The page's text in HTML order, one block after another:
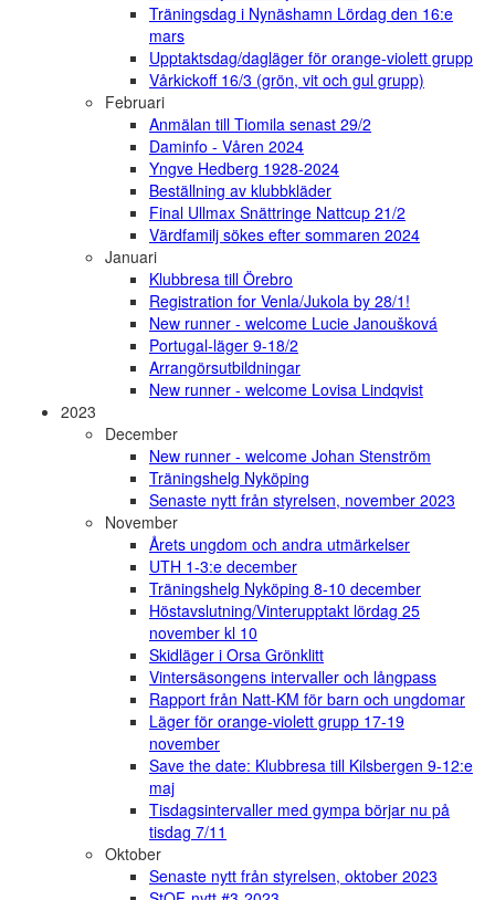
Träningsdag i Nynäshamn Lördag den 16:e
mars
Upptaktsdag/dagläger för orange-violett grupp
Vårkickoff 16/3 (grön, vit och gul grupp)
Februari
Anmälan till Tiomila senast 29/2
Daminfo - Våren 2024
Yngve Hedberg 1928-2024
Beställning av klubbkläder
Final Ullmax Snättringe Nattcup 21/2
Värdfamilj sökes efter sommaren 2024
Januari
Klubbresa till Örebro
Registration for Venla/Jukola by 28/1!
New runner - welcome Lucie Janoušková
Portugal-läger 9-18/2
Arrangörsutbildningar
New runner - welcome Lovisa Lindqvist
2023
December
New runner - welcome Johan Stenström
Träningshelg Nyköping
Senaste nytt från styrelsen, november 2023
November
Årets ungdom och andra utmärkelser
UTH 1-3:e december
Träningshelg Nyköping 8-10 december
Höstavslutning/Vinterupptakt lördag 25
november kl 10
Skidläger i Orsa Grönklitt
Vintersäsongens intervaller och långpass
Rapport från Natt-KM för barn och ungdomar
Läger för orange-violett grupp 17-19
november
Save the date: Klubbresa till Kilsbergen 9-12:e
maj
Tisdagsintervaller med gympa börjar nu på
tisdag 7/11
Oktober
Senaste nytt från styrelsen, oktober 2023